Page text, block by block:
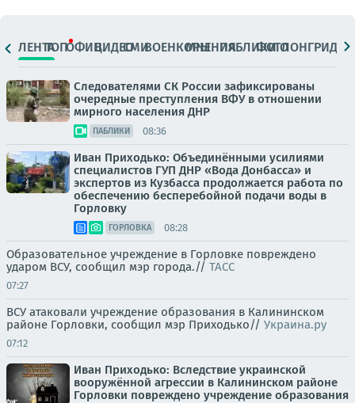
ЛЕНТАТОПОФИЦ.ВИДЕОСМИВОЕНКОРЫМНЕНИЯПАБЛИКИ
ФОТОЛОНГРИДЫ
Следователями СК России зафиксированы
очередные преступления ВФУ в отношении
мирного населения ДНР
ПАБЛИКИ 08:36
Иван Приходько: Объединёнными усилиями
специалистов ГУП ДНР «Вода Донбасса» и
экспертов из Кузбасса продолжается работа по
обеспечению бесперебойной подачи воды в
Горловку
ГОРЛОВКА 08:28
Образовательное учреждение в Горловке повреждено
ударом ВСУ, сообщил мэр города.// ТАСС
07:27
ВСУ атаковали учреждение образования в Калининском
районе Горловки, сообщил мэр Приходько// Украина.ру
07:12
Иван Приходько: Вследствие украинской
вооружённой агрессии в Калининском районе
Горловки повреждено учреждение образования